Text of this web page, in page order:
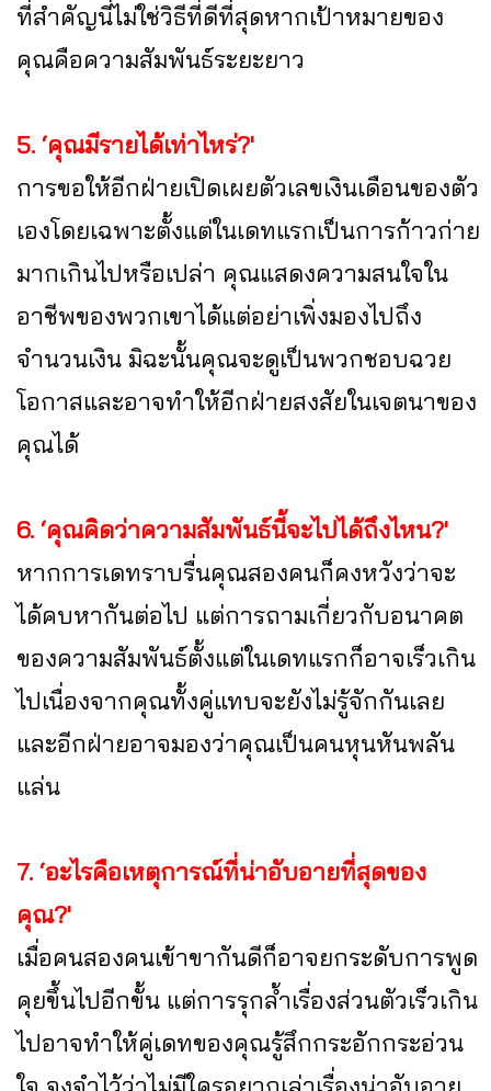
ที่สำคัญนี่ไม่ใช่วิธีที่ดีที่สุดหากเป้าหมายของ
คุณคือความสัมพันธ์ระยะยาว
5. ‘คุณมีรายได้เท่าไหร่?'
การขอให้อีกฝ่ายเปิดเผยตัวเลขเงินเดือนของตัว
เองโดยเฉพาะตั้งแต่ในเดทแรกเป็นการก้าวก่าย
มากเกินไปหรือเปล่า คุณแสดงความสนใจใน
อาชีพของพวกเขาได้แต่อย่าเพิ่งมองไปถึง
จำนวนเงิน มิฉะนั้นคุณจะดูเป็นพวกชอบฉวย
โอกาสและอาจทำให้อีกฝ่ายสงสัยในเจตนาของ
คุณได้
6. ‘คุณคิดว่าความสัมพันธ์นี้จะไปได้ถึงไหน?'
หากการเดทราบรื่นคุณสองคนก็คงหวังว่าจะ
ได้คบหากันต่อไป แต่การถามเกี่ยวกับอนาคต
ของความสัมพันธ์ตั้งแต่ในเดทแรกก็อาจเร็วเกิน
ไปเนื่องจากคุณทั้งคู่แทบจะยังไม่รู้จักกันเลย
และอีกฝ่ายอาจมองว่าคุณเป็นคนหุนหันพลัน
แล่น
7. ‘อะไรคือเหตุการณ์ที่น่าอับอายที่สุดของ
คุณ?'
เมื่อคนสองคนเข้าขากันดีก็อาจยกระดับการพูด
คุยขึ้นไปอีกขั้น แต่การรุกล้ำเรื่องส่วนตัวเร็วเกิน
ไปอาจทำให้คู่เดทของคุณรู้สึกกระอักกระอ่วน